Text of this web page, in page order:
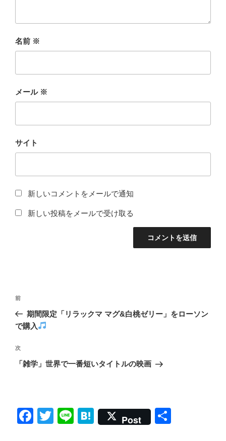
名前 ※
メール ※
サイト
新しいコメントをメールで通知
新しい投稿をメールで受け取る
投
ナ
ゲ
ー
ン
前
の
投
前
期間限定「リラックマ マグ&白桃ゼリー」をローソン
で購入
次
の
次
「雑学」世界で一番短いタイトルの映画
F
T
Li
H
Post